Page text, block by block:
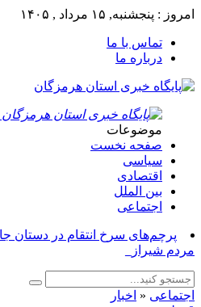
امروز : پنجشنبه, ۱۵ مرداد , ۱۴۰۵
تماس با ما
درباره ما
موضوعات
صفحه نخست
سیاسی
اقتصادی
بین الملل
اجتماعی
پرچم‌های سرخ انتقام در دستان
مردم شیراز_
اجتماعی « اخبار